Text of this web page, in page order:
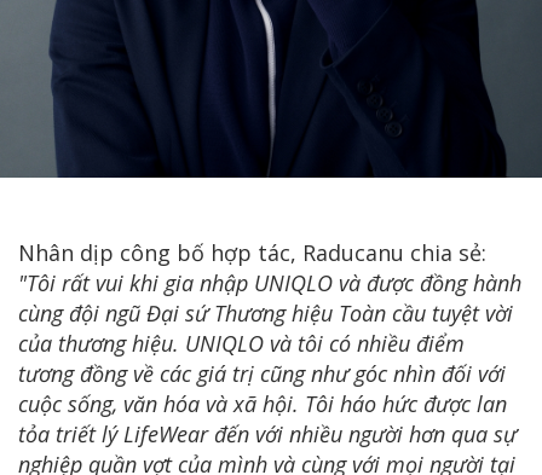
Nhân dịp công bố hợp tác, Raducanu chia sẻ:
"Tôi rất vui khi gia nhập UNIQLO và được đồng hành
cùng đội ngũ Đại sứ Thương hiệu Toàn cầu tuyệt vời
của thương hiệu. UNIQLO và tôi có nhiều điểm
tương đồng về các giá trị cũng như góc nhìn đối với
cuộc sống, văn hóa và xã hội. Tôi háo hức được lan
tỏa triết lý LifeWear đến với nhiều người hơn qua sự
nghiệp quần vợt của mình và cùng với mọi người tại